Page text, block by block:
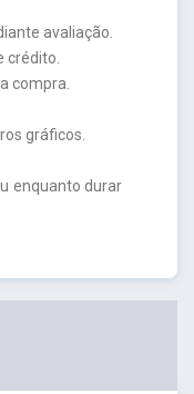
avaliação.
crédito.
compra.
gráficos.
enquanto durar